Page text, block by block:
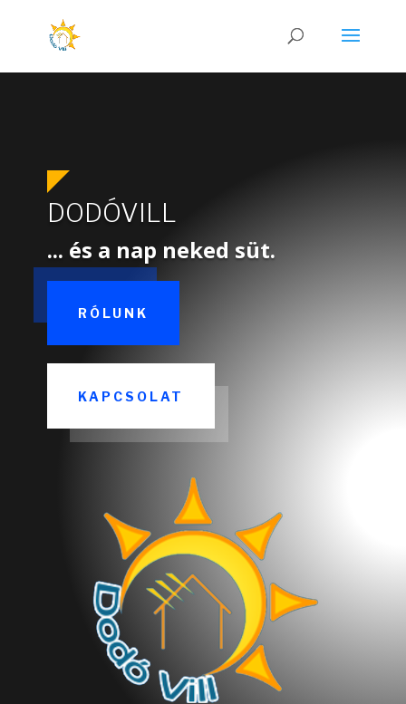
DODÓVILL
... és a nap neked süt.
RÓLUNK
KAPCSOLAT